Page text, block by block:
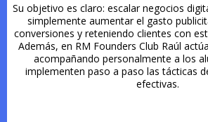
Su objetivo es claro: escalar negocios
simplemente aumentar el gasto
conversiones y reteniendo clientes con
Además, en RM Founders Club Raúl
acompañando personalmente a los
implementen paso a paso las tácticas
efectivas.